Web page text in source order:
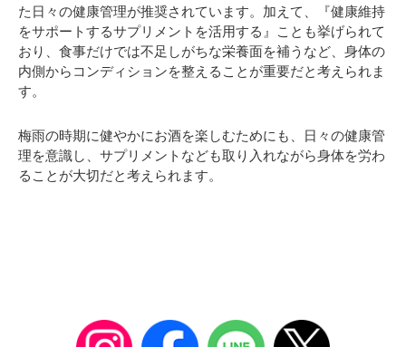
た日々の健康管理が推奨されています。加えて、『健康維持
をサポートするサプリメントを活用する』ことも挙げられて
おり、食事だけでは不足しがちな栄養面を補うなど、身体の
内側からコンディションを整えることが重要だと考えられま
す。
梅雨の時期に健やかにお酒を楽しむためにも、日々の健康管
理を意識し、サプリメントなども取り入れながら身体を労わ
ることが大切だと考えられます。